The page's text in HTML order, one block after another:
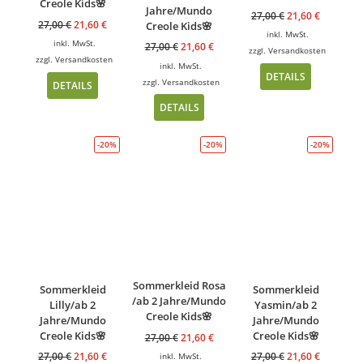
Creole Kids🌸
27,00€21,60€
inkl. MwSt.
zzgl.Versandkosten
DETAILS
Jahre/Mundo
Creole Kids🌸
27,00€ 21,60€
inkl. MwSt.
zzgl. Versandkosten
DETAILS
27,00€21,60€
inkl. MwSt.
zzgl.Versandkosten
DETAILS
-20%
Sommerkleid
Lilly/ab 2
Jahre/Mundo
Creole Kids🌸
27,00€21,60€
-20%
Sommerkleid Rosa
/ab 2 Jahre/Mundo
Creole Kids🌸
27,00€ 21,60€
inkl. MwSt.
-20%
Sommerkleid
Yasmin/ab 2
Jahre/Mundo
Creole Kids🌸
27,00€21,60€